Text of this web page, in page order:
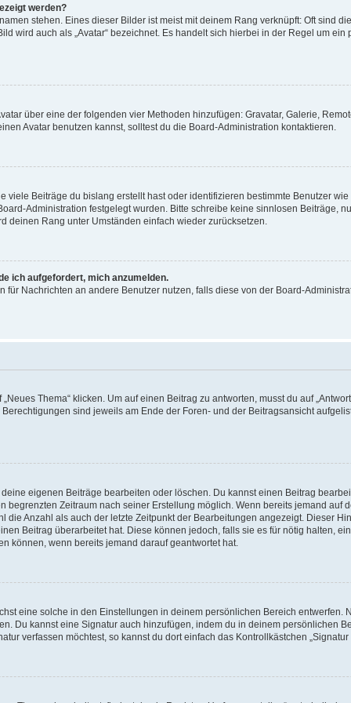
werden?
stehen. Eines dieser Bilder ist meist mit deinem Rang verknüpft: Oft sind
wird auch als „Avatar“ bezeichnet. Es handelt sich hierbei in der Regel um
über eine der folgenden vier Methoden hinzufügen: Gravatar, Galerie,
Avatar benutzen kannst, solltest du die Board-Administration kontaktieren.
viele Beiträge du bislang erstellt hast oder identifizieren bestimmte Benutzer
Administration festgelegt wurden. Bitte schreibe keine sinnlosen Beiträge,
deinen Rang unter Umständen einfach wieder zurücksetzen.
ich aufgefordert, mich anzumelden.
Nachrichten an andere Benutzer nutzen, falls diese von der Board-
Thema“ klicken. Um auf einen Beitrag zu antworten, musst du auf
sind jeweils am Ende der Foren- und der Beitragsansicht
eigenen Beiträge bearbeiten oder löschen. Du kannst einen Beitrag
begrenzten Zeitraum nach seiner Erstellung möglich. Wenn bereits jemand auf
die Anzahl als auch der letzte Zeitpunkt der Bearbeitungen angezeigt. Dieser
Beitrag überarbeitet hat. Diese können jedoch, falls sie es für nötig halten,
können, wenn bereits jemand darauf geantwortet hat.
eine solche in den Einstellungen in deinem persönlichen Bereich entwerfen.
Du kannst eine Signatur auch hinzufügen, indem du in deinem persönlichen
verfassen möchtest, so kannst du dort einfach das Kontrollkästchen